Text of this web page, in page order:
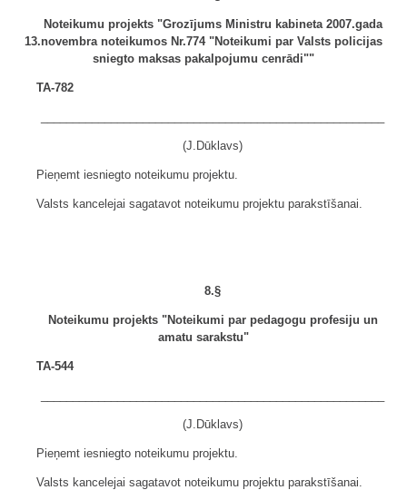
Noteikumu projekts "Grozījums Ministru kabineta 2007.gada
13.novembra noteikumos Nr.774 "Noteikumi par Valsts policijas
sniegto maksas pakalpojumu cenrādi""
TA-782
(J.Dūklavs)
Pieņemt iesniegto noteikumu projektu.
Valsts kancelejai sagatavot noteikumu projektu parakstīšanai.
8.§
Noteikumu projekts "Noteikumi par pedagogu profesiju un
amatu sarakstu"
TA-544
(J.Dūklavs)
Pieņemt iesniegto noteikumu projektu.
Valsts kancelejai sagatavot noteikumu projektu parakstīšanai.